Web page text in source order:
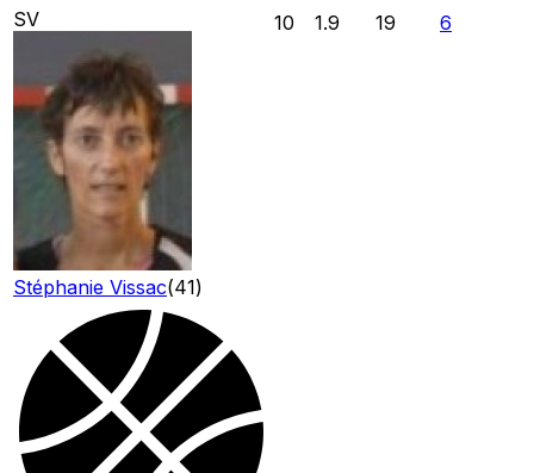
SV
Stéphanie Vissac(41)
10 1.9 19 6